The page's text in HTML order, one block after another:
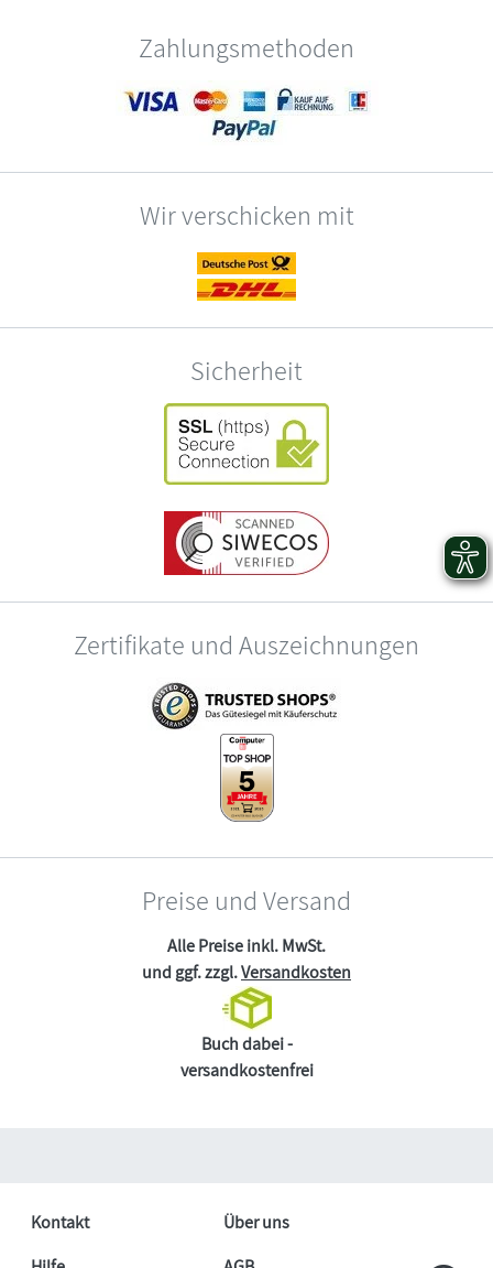
Zahlungsmethoden
Wir verschicken mit
Sicherheit
Zertifikate und Auszeichnungen
Preise und Versand
Alle Preise inkl. MwSt.
und ggf. zzgl.Versandkosten
Buch dabei -
versandkostenfrei
Kontakt
Über uns